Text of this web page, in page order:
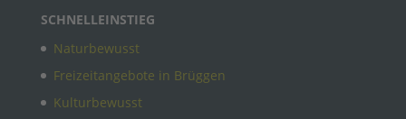
SCHNELLEINSTIEG
Naturbewusst
Freizeitangebote in Brüggen
Kulturbewusst